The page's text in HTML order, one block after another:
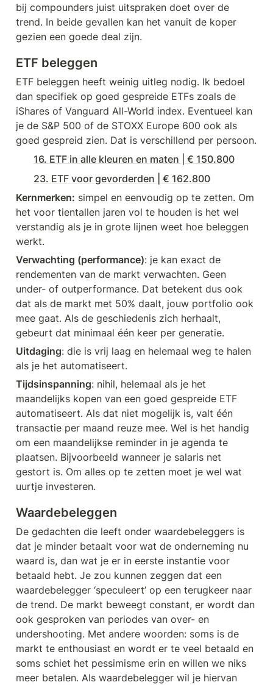
bij compounders juist uitspraken doet over de
trend. In beide gevallen kan het vanuit de koper
gezien een goede deal zijn.
ETF beleggen
ETF beleggen heeft weinig uitleg nodig. Ik bedoel
dan specifiek op goed gespreide ETFs zoals de
iShares of Vanguard All-World index. Eventueel kan
je de S&P 500 of de STOXX Europe 600 ook als
goed gespreid zien. Dat is verschillend per persoon.
16. ETF in alle kleuren en maten | € 150.800
23. ETF voor gevorderden | € 162.800
Kernmerken: simpel en eenvoudig op te zetten. Om
het voor tientallen jaren vol te houden is het wel
verstandig als je in grote lijnen weet hoe beleggen
werkt.
Verwachting (performance): je kan exact de
rendementen van de markt verwachten. Geen
under- of outperformance. Dat betekent dus ook
dat als de markt met 50% daalt, jouw portfolio ook
mee gaat. Als de geschiedenis zich herhaalt,
gebeurt dat minimaal één keer per generatie.
Uitdaging: die is vrij laag en helemaal weg te halen
als je het automatiseert.
Tijdsinspanning: nihil, helemaal als je het
maandelijks kopen van een goed gespreide ETF
automatiseert. Als dat niet mogelijk is, valt één
transactie per maand reuze mee. Wel is het handig
om een maandelijkse reminder in je agenda te
plaatsen. Bijvoorbeeld wanneer je salaris net
gestort is. Om alles op te zetten moet je wel wat
uurtje investeren.
Waardebeleggen
De gedachten die leeft onder waardebeleggers is
dat je minder betaalt voor wat de onderneming nu
waard is, dan wat je er in eerste instantie voor
betaald hebt. Je zou kunnen zeggen dat een
waardebelegger ‘speculeert’ op een terugkeer naar
de trend. De markt beweegt constant, er wordt dan
ook gesproken van periodes van over- en
undershooting. Met andere woorden: soms is de
markt te enthousiast en wordt er te veel betaald en
soms schiet het pessimisme erin en willen we niks
meer betalen. Als waardebelegger wil je hiervan